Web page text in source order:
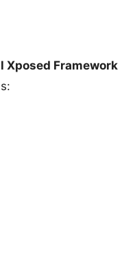
Xposed Framework